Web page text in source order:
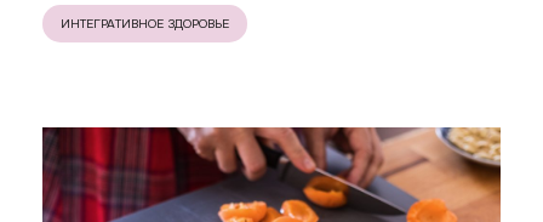
ИНТЕГРАТИВНОЕ ЗДОРОВЬЕ